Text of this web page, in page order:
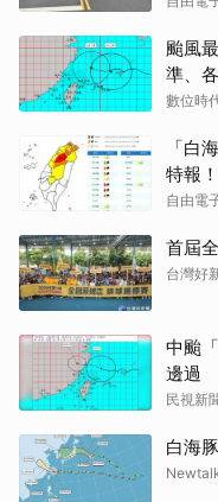
颱風
準、
數位時
「白
特報！
自由電
首屆
台灣好
中颱
邊過
民視新
白海